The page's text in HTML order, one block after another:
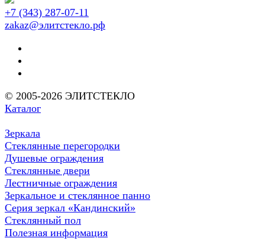
+7 (343) 287-07-11
zakaz@элитстекло.рф
© 2005-2026 ЭЛИТСТЕКЛО
Каталог
Зеркала
Стеклянные перегородки
Душевые ограждения
Стеклянные двери
Лестничные ограждения
Зеркальное и стеклянное панно
Серия зеркал «Кандинский»
Стеклянный пол
Полезная информация